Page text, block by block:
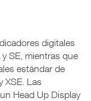
digitales
SE, mientras que
estándar de
XSE. Las
Head Up Display